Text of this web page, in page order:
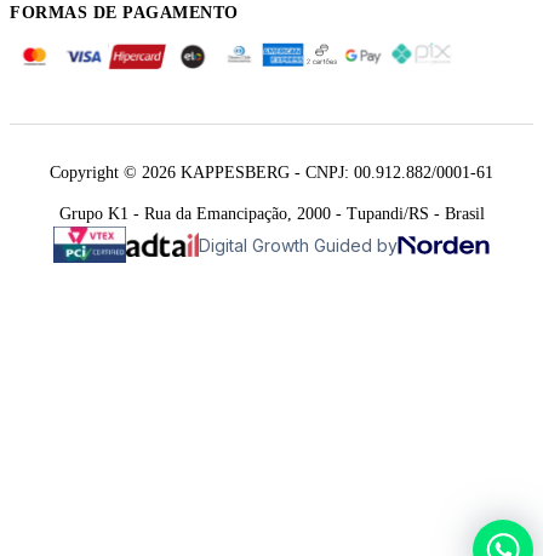
FORMAS DE PAGAMENTO
Copyright © 2026 KAPPESBERG - CNPJ: 00.912.882/0001-61
Grupo K1 - Rua da Emancipação, 2000 - Tupandi/RS - Brasil
Digital Growth Guided by